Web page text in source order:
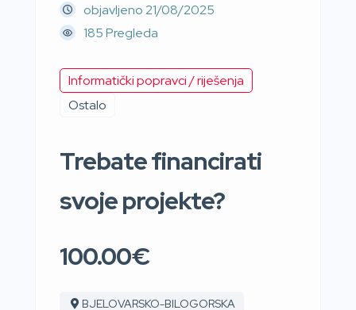
objavljeno21/08/2025
185 Pregleda
Informatički popravci / riješenja
Ostalo
Trebate financirati
svoje projekte?
100.00€
BJELOVARSKO-BILOGORSKA